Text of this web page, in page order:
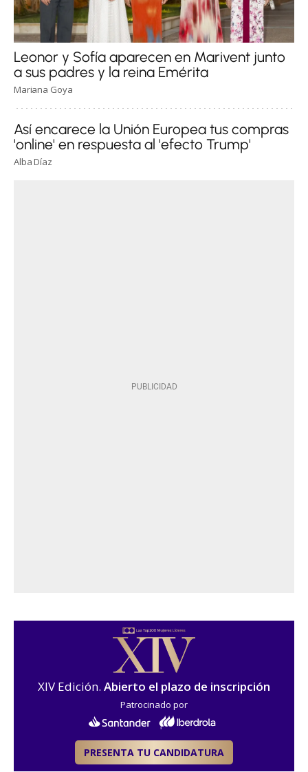
Leonor y Sofía aparecen en Marivent junto
a sus padres y la reina Emérita
Mariana Goya
Así encarece la Unión Europea tus compras
'online' en respuesta al 'efecto Trump'
Alba Díaz
XIV Edición. Abierto el plazo de inscripción
Patrocinado por
PRESENTA TU CANDIDATURA